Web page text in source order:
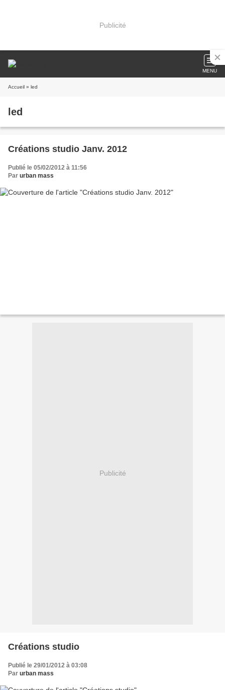
Publicité
MENU
Accueil » led
led
Créations studio Janv. 2012
Publié le 05/02/2012 à 11:56
Par urban mass
Publicité
Créations studio
Publié le 29/01/2012 à 03:08
Par urban mass